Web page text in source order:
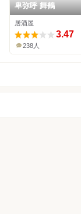
卑弥呼 舞鶴
居酒屋
3.47
238人